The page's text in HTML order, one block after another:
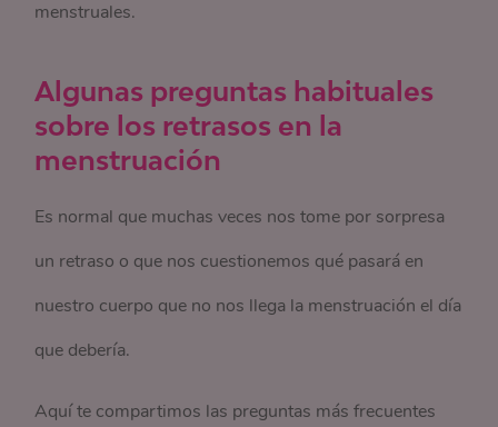
menstruales.
Algunas preguntas habituales
sobre los retrasos en la
menstruación
Es normal que muchas veces nos tome por sorpresa
un retraso o que nos cuestionemos qué pasará en
nuestro cuerpo que no nos llega la menstruación el día
que debería.
Aquí te compartimos las preguntas más frecuentes